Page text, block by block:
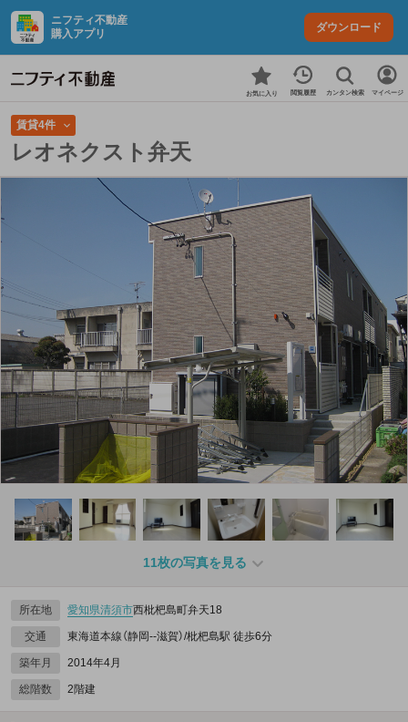
ニフティ不動産
購入アプリ
ダウンロード
お気に入り 閲覧履歴 カンタン検索 マイページ
賃貸4件
レオネクスト弁天
11枚の写真を見る
所在地 愛知県清須市西枇杷島町弁天18
交通 東海道本線（静岡--滋賀）/枇杷島駅 徒歩6分
築年月 2014年4月
総階数 2階建